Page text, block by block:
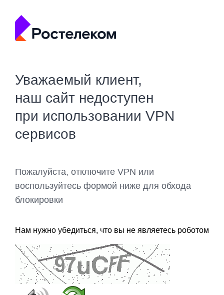
Уважаемый клиент,
наш сайт недоступен
при использовании VPN
сервисов
Пожалуйста, отключите VPN или
воспользуйтесь формой ниже для обхода
блокировки
Нам нужно убедиться, что вы не являетесь роботом